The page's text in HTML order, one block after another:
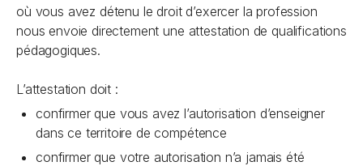
où vous avez détenu le droit d’exercer la profession
nous envoie directement une attestation de qualifications
pédagogiques.
L’attestation doit :
confirmer que vous avez l’autorisation d’enseigner
dans ce territoire de compétence
confirmer que votre autorisation n’a jamais été